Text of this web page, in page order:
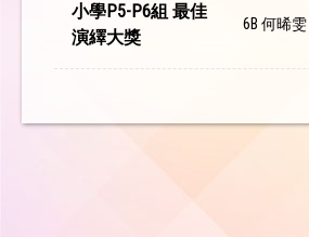
小學P5-P6組 最佳
演繹大獎
6B 何晞雯